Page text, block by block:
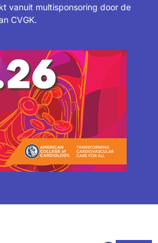
vanuit multisponsoring door de
CVGK.